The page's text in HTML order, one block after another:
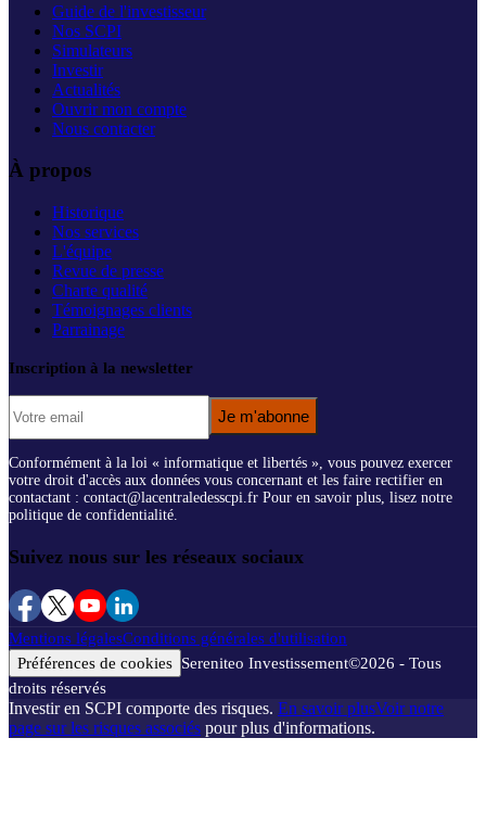
Guide de l'investisseur
Nos SCPI
Simulateurs
Investir
Actualités
Ouvrir mon compte
Nous contacter
À propos
Historique
Nos services
L'équipe
Revue de presse
Charte qualité
Témoignages clients
Parrainage
Inscription à la newsletter
Je m'abonne
Conformément à la loi « informatique et libertés », vous pouvez exercer
votre droit d'accès aux données vous concernant et les faire rectifier en
contactant : contact@lacentraledesscpi.fr Pour en savoir plus, lisez notre
politique de confidentialité.
Suivez nous sur les réseaux sociaux
Mentions légalesConditions générales d'utilisation
Préférences de cookies Sereniteo Investissement©2026 - Tous
droits réservés
Investir en SCPI comporte des risques. En savoir plusVoir notre
page sur les risques associés pour plus d'informations.